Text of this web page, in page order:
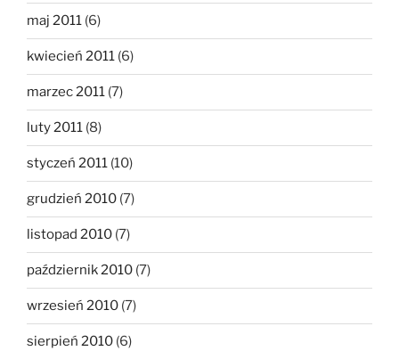
maj 2011 (6)
kwiecień 2011 (6)
marzec 2011 (7)
luty 2011 (8)
styczeń 2011 (10)
grudzień 2010 (7)
listopad 2010 (7)
październik 2010 (7)
wrzesień 2010 (7)
sierpień 2010 (6)